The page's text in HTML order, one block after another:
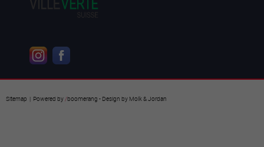
Sitemap | Powered by/boomerang - Design by Molk & Jordan